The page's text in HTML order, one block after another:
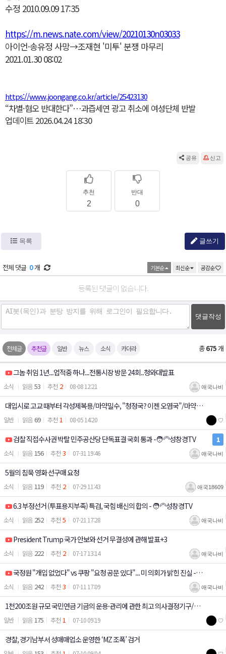
수정 2010.09.09 17:35
https://m.news.nate.com/view/20210130n03033
아이언·송유정 사망→조재현 '미투' 분쟁 마무리
2021.01.30 08:02
https://www.joongang.co.kr/article/25423130
“차별·혐오 반대한다”…과즙세연 광고 취소에 여성단체 반발
업데이트 2026.04.24 18:30
공유 신고
추천
2
반대
0
목록 글쓰기
전체 댓글 0개 기본순 최신순 공감순
댓글작성
전체글 추천글 일반 뉴스 소식 카더라 총675개
소식
그놈 취임 1년...업적중 하나...전통시장 방문 24회..청와대발표
애국나비
53 2 08-08 12:21
일반
대입시로 고교 때부터 각성제복용/마약밀수, "청정국? 이젠 오염국"/마약류
사범 매년 느는데…보완수사 폐지에 檢 고심
♡
69 1 08-05 14:20
소식
검찰 직접수사권 박탈 민주공산당 단독표결 국회 통과 -🧑‍🦳성창경TV 1
애국나비
156 3 07-31 19:46
소식
5월의 침묵 영화 선구매 요청
애국18609
119 2 07-29 11:43
소식
6.3 부정선거 (투표용지부족) 특검, 국힘 배신의 합의 - 🧑‍🦳성창경TV
애국나비
252 5 07-21 17:28
소식
President Trump 국가 안보와 선거 무결성에 관해 발표+3
애국나비
222 2 07-17 13:14
소식
국정원 "개입 없었다" vs 쿠팡 "요청 공문 있다"... 미 의회가 밝힌 진실 -⛑️
고논
애국나비
242 3 07-11 17:09
일반
1천200조원 규모 국민연금 기금의 운용·관리에 관한 최고 의사결정기구/국
민연금 기금운용전문위원, 연임 가능해진다…최대 6년/청와대 사회수석에
민노총 출신 김경자
♡
175 1 07-10 09:19
경찰, 경기남부서 성매매업소 운영한 ‘MZ 조폭’ 검거